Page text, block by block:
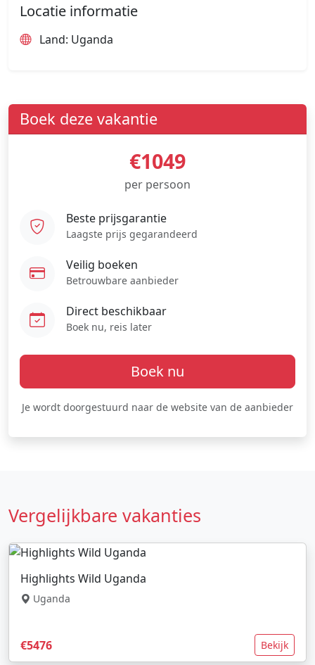
Locatie informatie
Land: Uganda
Boek deze vakantie
€1049
per persoon
Beste prijsgarantie
Laagste prijs gegarandeerd
Veilig boeken
Betrouwbare aanbieder
Direct beschikbaar
Boek nu, reis later
Boek nu
Je wordt doorgestuurd naar de website van de aanbieder
Vergelijkbare vakanties
Highlights Wild Uganda
Uganda
€5476 Bekijk